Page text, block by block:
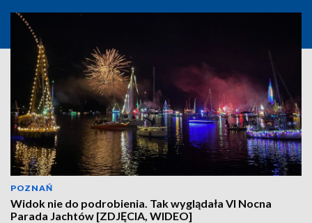
POZNAŃ
Widok nie do podrobienia. Tak wyglądała VI Nocna
Parada Jachtów [ZDJĘCIA, WIDEO]